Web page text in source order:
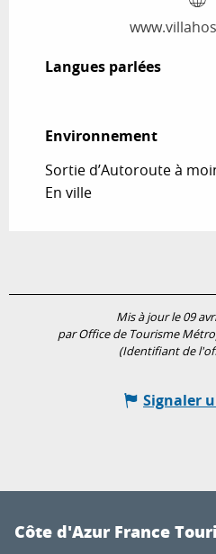
Langues parlées
Langues parlées
Environnement
Environnement
Sortie d’Autoroute à
En ville
Mis à jour le 09
par Office de Tourisme
(Identifiant de
Signaler
Côte d'Azur France